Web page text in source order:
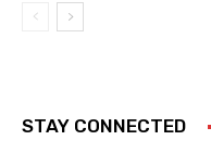
STAY CONNECTED